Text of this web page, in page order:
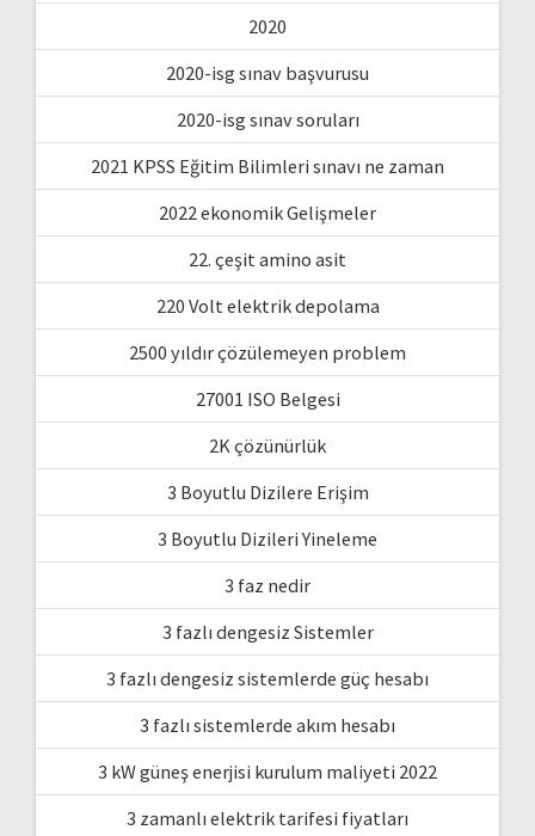
2020
2020-isg sınav başvurusu
2020-isg sınav soruları
2021 KPSS Eğitim Bilimleri sınavı ne zaman
2022 ekonomik Gelişmeler
22. çeşit amino asit
220 Volt elektrik depolama
2500 yıldır çözülemeyen problem
27001 ISO Belgesi
2K çözünürlük
3 Boyutlu Dizilere Erişim
3 Boyutlu Dizileri Yineleme
3 faz nedir
3 fazlı dengesiz Sistemler
3 fazlı dengesiz sistemlerde güç hesabı
3 fazlı sistemlerde akım hesabı
3 kW güneş enerjisi kurulum maliyeti 2022
3 zamanlı elektrik tarifesi fiyatları